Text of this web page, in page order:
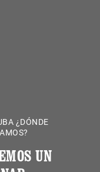
¿DÓNDE
UN